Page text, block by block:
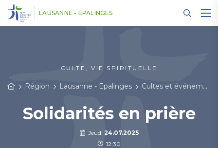
LAUSANNE - EPALINGES
CULTE, VIE SPIRITUELLE
Région Lausanne - Epalinges Cultes et événements
Solidarités en prière
Jeudi 24.07.2025
12:30
Panneau de gestion des cookies